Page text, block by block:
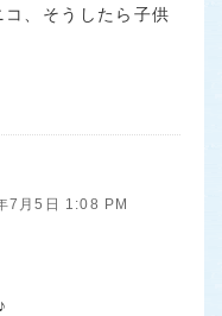
、そうしたら子供
7月5日 1:08 PM